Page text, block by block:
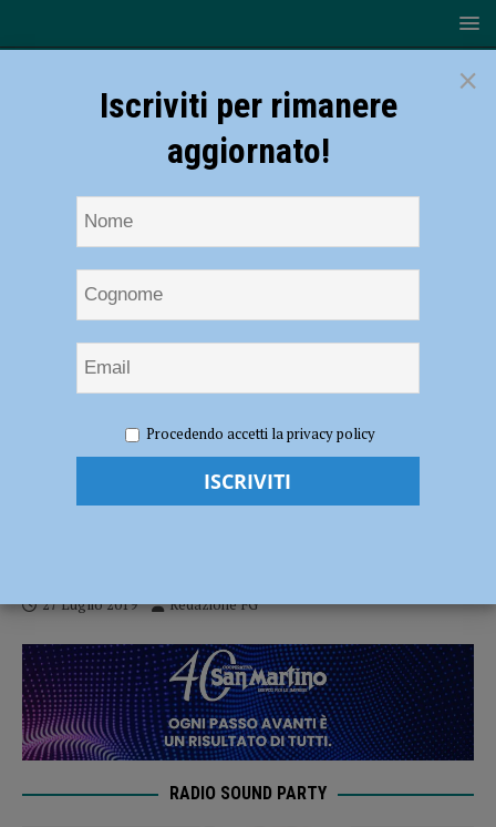
dalla compagna la perseguita e le manomette i freni dell’auto,
arrestato
Lasciato dalla compagna la perseguita e
27 Luglio 2019 Redazione FG
RADIO SOUND PARTY
×
Iscriviti per rimanere
aggiornato!
Procedendo accetti la privacy policy